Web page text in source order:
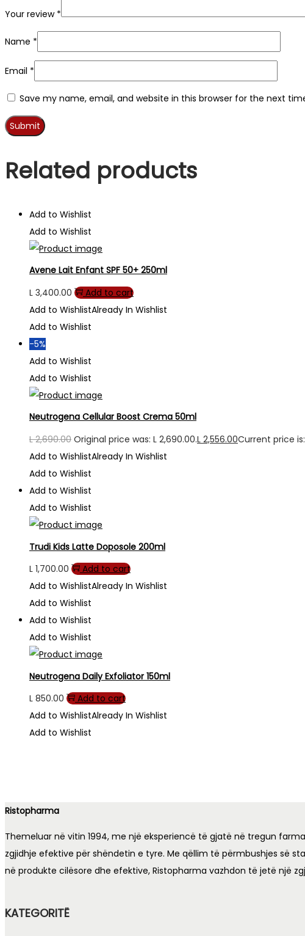
Your review *
Name *
Email *
Save my name, email, and website in this browser for the next
Related products
Add to Wishlist
Add to Wishlist
Avene Lait Enfant SPF 50+ 250ml
L 3,400.00
Add to cart
Add to WishlistAlready In Wishlist
Add to Wishlist
-5%
Add to Wishlist
Add to Wishlist
Neutrogena Cellular Boost Crema 50ml
L2,690.00 Original price was: L 2,690.00.L 2,556.00Current price is:
Add to WishlistAlready In Wishlist
Add to Wishlist
Add to Wishlist
Add to Wishlist
Trudi Kids Latte Doposole 200ml
L 1,700.00
Add to cart
Add to WishlistAlready In Wishlist
Add to Wishlist
Add to Wishlist
Add to Wishlist
Neutrogena Daily Exfoliator 150ml
L 850.00
Add to cart
Add to WishlistAlready In Wishlist
Add to Wishlist
Ristopharma
Themeluar në vitin 1994, me një eksperiencë të gjatë në tregun
zgjidhje efektive për shëndetin e tyre. Me qëllim të përmbushjes së
në produkte cilësore dhe efektive, Ristopharma vazhdon të jetë një
KATEGORITË